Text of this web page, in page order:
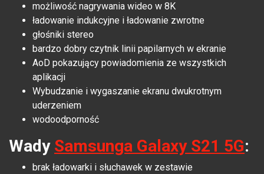
możliwość nagrywania wideo w 8K
ładowanie indukcyjne i ładowanie zwrotne
głośniki stereo
bardzo dobry czytnik linii papilarnych w ekranie
AoD pokazujący powiadomienia ze wszystkich
aplikacji
Wybudzanie i wygaszanie ekranu dwukrotnym
uderzeniem
wodoodporność
Wady Samsunga Galaxy S21 5G:
brak ładowarki i słuchawek w zestawie